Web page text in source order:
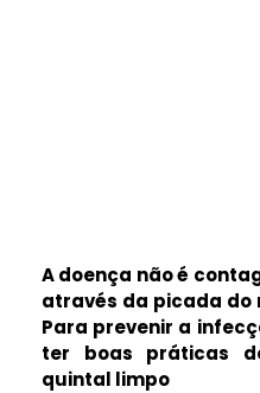
A doença não é
através da picada
Para prevenir a
ter boas práticas
quintal limpo